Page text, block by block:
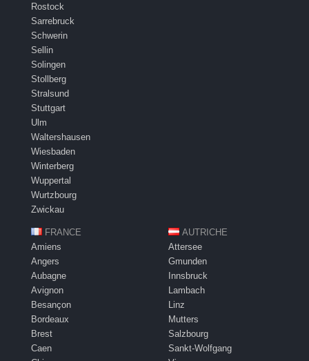
Rostock
Sarrebruck
Schwerin
Sellin
Solingen
Stollberg
Stralsund
Stuttgart
Ulm
Waltershausen
Wiesbaden
Winterberg
Wuppertal
Wurtzbourg
Zwickau
FRANCE
Amiens
Angers
Aubagne
Avignon
Besançon
Bordeaux
Brest
Caen
AUTRICHE
Attersee
Gmunden
Innsbruck
Lambach
Linz
Mutters
Salzbourg
Sankt-Wolfgang